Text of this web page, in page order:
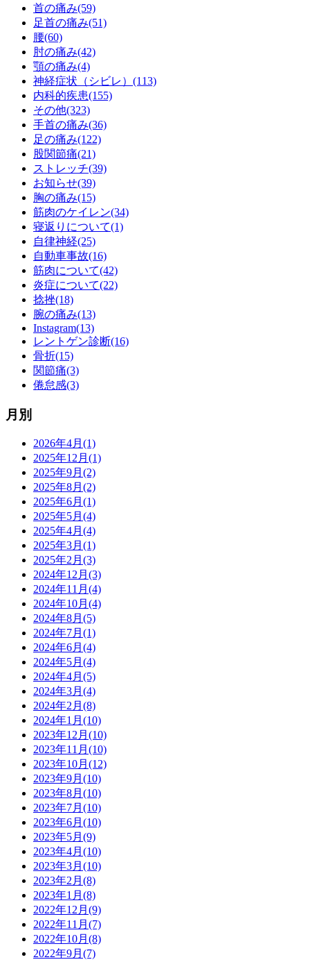
首の痛み(59)
足首の痛み(51)
腰(60)
肘の痛み(42)
顎の痛み(4)
神経症状（シビレ）(113)
内科的疾患(155)
その他(323)
手首の痛み(36)
足の痛み(122)
股関節痛(21)
ストレッチ(39)
お知らせ(39)
胸の痛み(15)
筋肉のケイレン(34)
寝返りについて(1)
自律神経(25)
自動車事故(16)
筋肉について(42)
炎症について(22)
捻挫(18)
腕の痛み(13)
Instagram(13)
レントゲン診断(16)
骨折(15)
関節痛(3)
倦怠感(3)
月別
2026年4月(1)
2025年12月(1)
2025年9月(2)
2025年8月(2)
2025年6月(1)
2025年5月(4)
2025年4月(4)
2025年3月(1)
2025年2月(3)
2024年12月(3)
2024年11月(4)
2024年10月(4)
2024年8月(5)
2024年7月(1)
2024年6月(4)
2024年5月(4)
2024年4月(5)
2024年3月(4)
2024年2月(8)
2024年1月(10)
2023年12月(10)
2023年11月(10)
2023年10月(12)
2023年9月(10)
2023年8月(10)
2023年7月(10)
2023年6月(10)
2023年5月(9)
2023年4月(10)
2023年3月(10)
2023年2月(8)
2023年1月(8)
2022年12月(9)
2022年11月(7)
2022年10月(8)
2022年9月(7)